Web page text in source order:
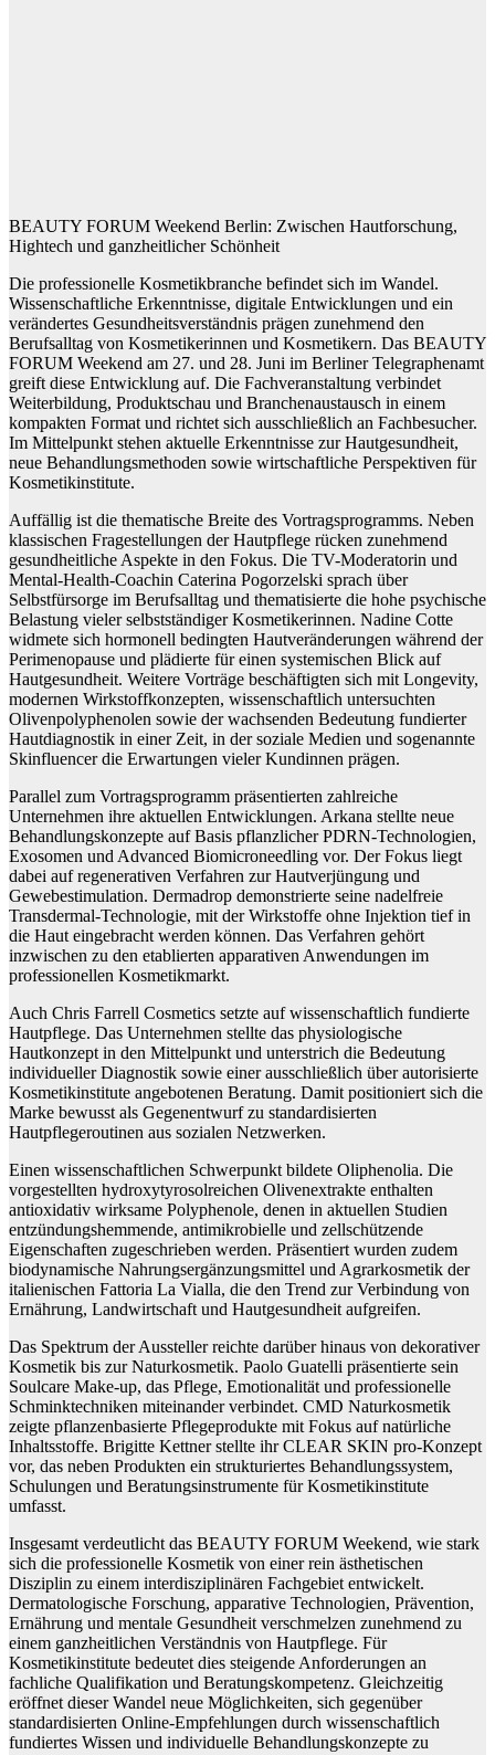
BEAUTY FORUM Weekend Berlin: Zwischen Hautforschung,
Hightech und ganzheitlicher Schönheit
Die professionelle Kosmetikbranche befindet sich im Wandel.
Wissenschaftliche Erkenntnisse, digitale Entwicklungen und ein
verändertes Gesundheitsverständnis prägen zunehmend den
Berufsalltag von Kosmetikerinnen und Kosmetikern. Das BEAUTY
FORUM Weekend am 27. und 28. Juni im Berliner Telegraphenamt
greift diese Entwicklung auf. Die Fachveranstaltung verbindet
Weiterbildung, Produktschau und Branchenaustausch in einem
kompakten Format und richtet sich ausschließlich an Fachbesucher.
Im Mittelpunkt stehen aktuelle Erkenntnisse zur Hautgesundheit,
neue Behandlungsmethoden sowie wirtschaftliche Perspektiven für
Kosmetikinstitute.
Auffällig ist die thematische Breite des Vortragsprogramms. Neben
klassischen Fragestellungen der Hautpflege rücken zunehmend
gesundheitliche Aspekte in den Fokus. Die TV-Moderatorin und
Mental-Health-Coachin Caterina Pogorzelski sprach über
Selbstfürsorge im Berufsalltag und thematisierte die hohe psychische
Belastung vieler selbstständiger Kosmetikerinnen. Nadine Cotte
widmete sich hormonell bedingten Hautveränderungen während der
Perimenopause und plädierte für einen systemischen Blick auf
Hautgesundheit. Weitere Vorträge beschäftigten sich mit Longevity,
modernen Wirkstoffkonzepten, wissenschaftlich untersuchten
Olivenpolyphenolen sowie der wachsenden Bedeutung fundierter
Hautdiagnostik in einer Zeit, in der soziale Medien und sogenannte
Skinfluencer die Erwartungen vieler Kundinnen prägen.
Parallel zum Vortragsprogramm präsentierten zahlreiche
Unternehmen ihre aktuellen Entwicklungen. Arkana stellte neue
Behandlungskonzepte auf Basis pflanzlicher PDRN-Technologien,
Exosomen und Advanced Biomicroneedling vor. Der Fokus liegt
dabei auf regenerativen Verfahren zur Hautverjüngung und
Gewebestimulation. Dermadrop demonstrierte seine nadelfreie
Transdermal-Technologie, mit der Wirkstoffe ohne Injektion tief in
die Haut eingebracht werden können. Das Verfahren gehört
inzwischen zu den etablierten apparativen Anwendungen im
professionellen Kosmetikmarkt.
Auch Chris Farrell Cosmetics setzte auf wissenschaftlich fundierte
Hautpflege. Das Unternehmen stellte das physiologische
Hautkonzept in den Mittelpunkt und unterstrich die Bedeutung
individueller Diagnostik sowie einer ausschließlich über autorisierte
Kosmetikinstitute angebotenen Beratung. Damit positioniert sich die
Marke bewusst als Gegenentwurf zu standardisierten
Hautpflegeroutinen aus sozialen Netzwerken.
Einen wissenschaftlichen Schwerpunkt bildete Oliphenolia. Die
vorgestellten hydroxytyrosolreichen Olivenextrakte enthalten
antioxidativ wirksame Polyphenole, denen in aktuellen Studien
entzündungshemmende, antimikrobielle und zellschützende
Eigenschaften zugeschrieben werden. Präsentiert wurden zudem
biodynamische Nahrungsergänzungsmittel und Agrarkosmetik der
italienischen Fattoria La Vialla, die den Trend zur Verbindung von
Ernährung, Landwirtschaft und Hautgesundheit aufgreifen.
Das Spektrum der Aussteller reichte darüber hinaus von dekorativer
Kosmetik bis zur Naturkosmetik. Paolo Guatelli präsentierte sein
Soulcare Make-up, das Pflege, Emotionalität und professionelle
Schminktechniken miteinander verbindet. CMD Naturkosmetik
zeigte pflanzenbasierte Pflegeprodukte mit Fokus auf natürliche
Inhaltsstoffe. Brigitte Kettner stellte ihr CLEAR SKIN pro-Konzept
vor, das neben Produkten ein strukturiertes Behandlungssystem,
Schulungen und Beratungsinstrumente für Kosmetikinstitute
umfasst.
Insgesamt verdeutlicht das BEAUTY FORUM Weekend, wie stark
sich die professionelle Kosmetik von einer rein ästhetischen
Disziplin zu einem interdisziplinären Fachgebiet entwickelt.
Dermatologische Forschung, apparative Technologien, Prävention,
Ernährung und mentale Gesundheit verschmelzen zunehmend zu
einem ganzheitlichen Verständnis von Hautpflege. Für
Kosmetikinstitute bedeutet dies steigende Anforderungen an
fachliche Qualifikation und Beratungskompetenz. Gleichzeitig
eröffnet dieser Wandel neue Möglichkeiten, sich gegenüber
standardisierten Online-Empfehlungen durch wissenschaftlich
fundiertes Wissen und individuelle Behandlungskonzepte zu